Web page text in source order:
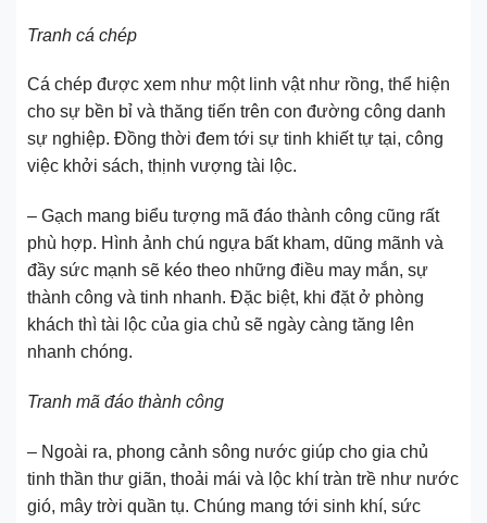
Tranh cá chép
Cá chép được xem như một linh vật như rồng, thể hiện
cho sự bền bỉ và thăng tiến trên con đường công danh
sự nghiệp. Đồng thời đem tới sự tinh khiết tự tại, công
việc khởi sách, thịnh vượng tài lộc.
– Gạch mang biểu tượng mã đáo thành công cũng rất
phù hợp. Hình ảnh chú ngựa bất kham, dũng mãnh và
đầy sức mạnh sẽ kéo theo những điều may mắn, sự
thành công và tinh nhanh. Đặc biệt, khi đặt ở phòng
khách thì tài lộc của gia chủ sẽ ngày càng tăng lên
nhanh chóng.
Tranh mã đáo thành công
– Ngoài ra, phong cảnh sông nước giúp cho gia chủ
tinh thần thư giãn, thoải mái và lộc khí tràn trề như nước
gió, mây trời quần tụ. Chúng mang tới sinh khí, sức